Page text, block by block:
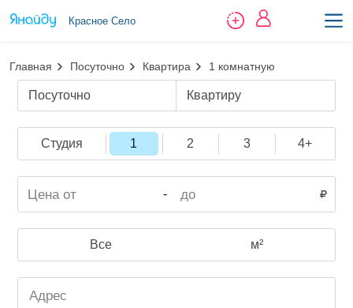
Красное Село
Главная Посуточно Квартира 1 комнатную
Посуточно Квартиру
Студия 1 2 3 4+
-
Все м²